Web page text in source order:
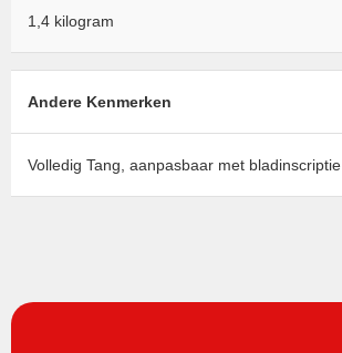
1,4 kilogram
Andere Kenmerken
Volledig Tang, aanpasbaar met bladinscriptie